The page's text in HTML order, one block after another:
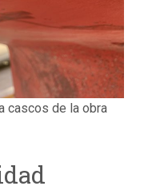
cascos de la obra